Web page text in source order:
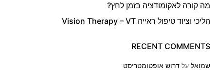
מה קורה לאקומודציה בזמן לחץ?
הליכי וציוד טיפול ראייה Vision Therapy – VT
RECENT COMMENTS
שמואל על דרוש אופטומטריסט